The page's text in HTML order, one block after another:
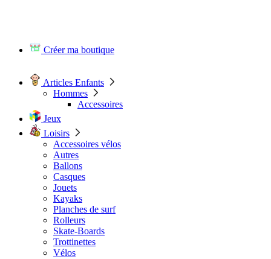
Créer ma boutique
Articles Enfants
Hommes
Accessoires
Jeux
Loisirs
Accessoires vélos
Autres
Ballons
Casques
Jouets
Kayaks
Planches de surf
Rolleurs
Skate-Boards
Trottinettes
Vélos